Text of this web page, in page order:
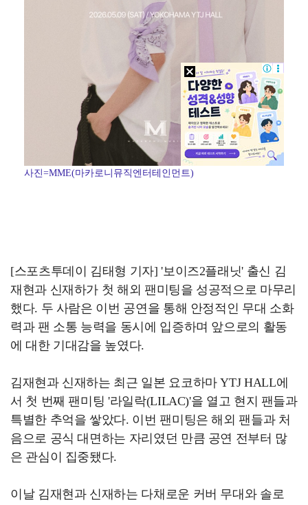
사진=MME(마카로니뮤직엔터테인먼트)
[스포츠투데이 김태형 기자] '보이즈2플래닛' 출신 김
재현과 신재하가 첫 해외 팬미팅을 성공적으로 마무리
했다. 두 사람은 이번 공연을 통해 안정적인 무대 소화
력과 팬 소통 능력을 동시에 입증하며 앞으로의 활동
에 대한 기대감을 높였다.
김재현과 신재하는 최근 일본 요코하마 YTJ HALL에
서 첫 번째 팬미팅 '라일락(LILAC)'을 열고 현지 팬들과
특별한 추억을 쌓았다. 이번 팬미팅은 해외 팬들과 처
음으로 공식 대면하는 자리였던 만큼 공연 전부터 많
은 관심이 집중됐다.
이날 김재현과 신재하는 다채로운 커버 무대와 솔로